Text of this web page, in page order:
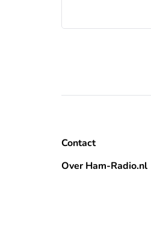
Contact
Over Ham-Radio.nl